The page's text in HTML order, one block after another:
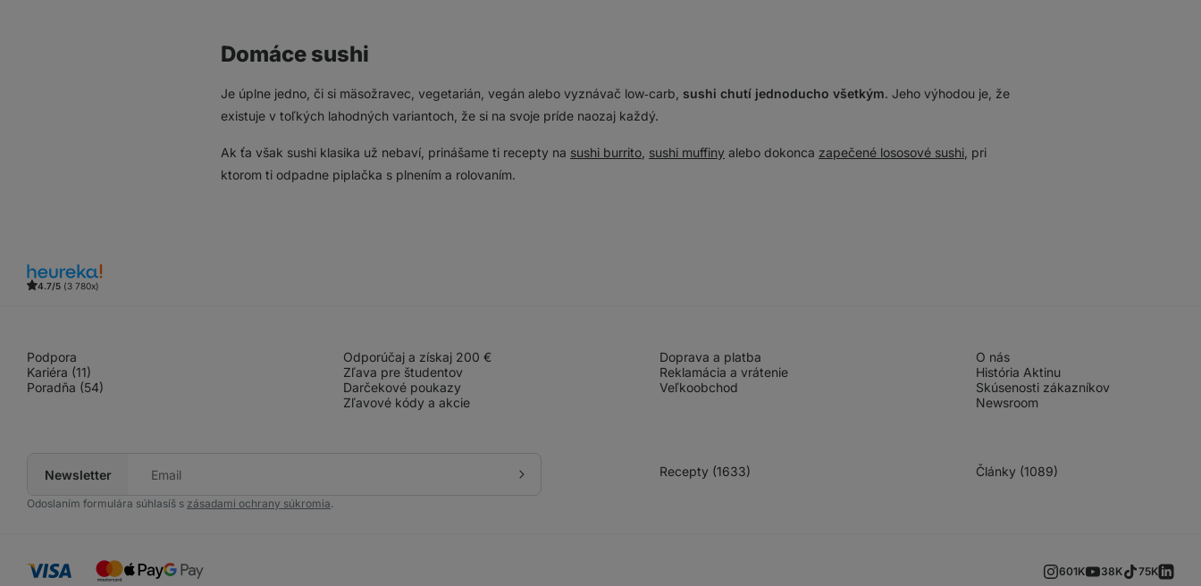
Domáce sushi
Je úplne jedno, či si mäsožravec, vegetarián, vegán alebo vyznávač low‑carb, sushi chutí jednoducho všetkým. Jeho výhodou je, že
existuje v toľkých lahodných variantoch, že si na svoje príde naozaj každý.
Ak ťa však sushi klasika už nebaví, prinášame ti recepty na sushi burrito sushi muffiny alebo dokonca zapečené lososové sushi , pri
ktorom ti odpadne piplačka s plnením a rolovaním.
4.7/5 (3 780x)
Podpora
Kariéra (11)
Poradňa (54)
Odporúčaj a získaj 200 €
Zľava pre študentov
Darčekové poukazy
Zľavové kódy a akcie
Doprava a platba
Reklamácia a vrátenie
Veľkoobchod
O nás
História Aktinu
Skúsenosti zákazníkov
Newsroom
Newsletter
Prihlásiť
Odoslaním formulára súhlasíš s zásadami ochrany súkromia.
Recepty (1633) Články (1089)
601K 38K 75K